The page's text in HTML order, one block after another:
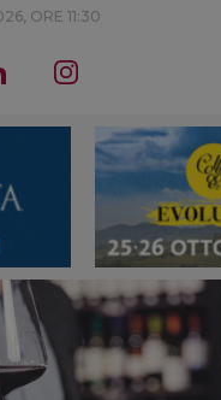
CANTINA DI WINENEWS
DICONO DI NOI
ORE 11:30